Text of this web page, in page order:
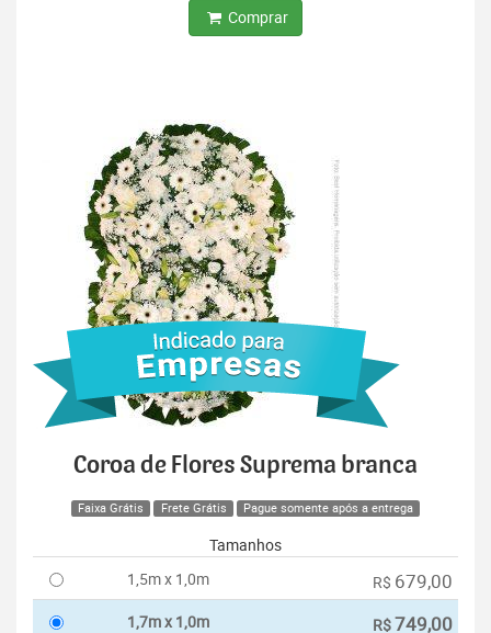
Comprar
Coroa de Flores Suprema branca
Faixa Grátis Frete Grátis Pague somente após a entrega
Tamanhos
1,5m x 1,0m
R$ 679,00
1,7m x 1,0m R$749,00